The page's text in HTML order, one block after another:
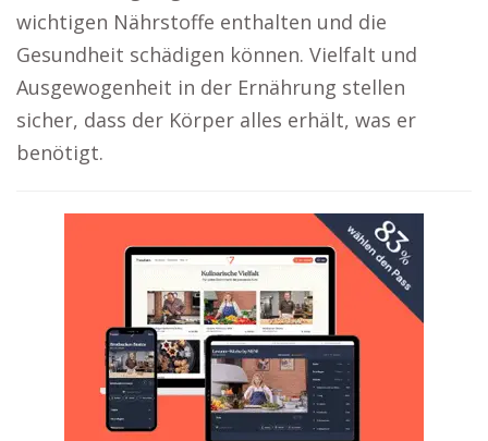
wichtigen Nährstoffe enthalten und die
Gesundheit schädigen können. Vielfalt und
Ausgewogenheit in der Ernährung stellen
sicher, dass der Körper alles erhält, was er
benötigt.